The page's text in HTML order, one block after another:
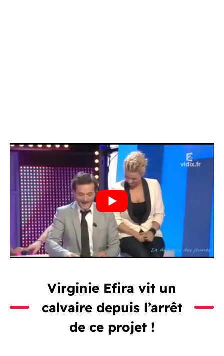
Virginie Efira vit un
calvaire depuis l’arrêt
de ce projet !